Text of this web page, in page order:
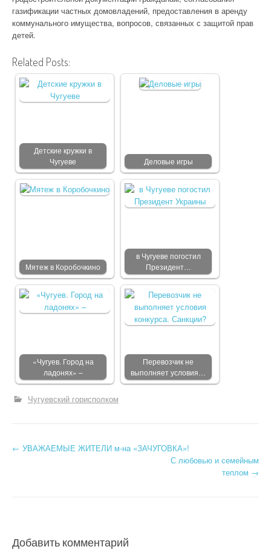
газификации частных домовладений, предоставления в аренду
коммунального имущества, вопросов, связанных с защитой прав
детей.
Related Posts:
Детские кружки в
Чугуеве
Деловые игры
Мятеж в Коробочкино
в Чугуеве погостил
Президент…
«Чугуев. Город на
ладонях» –
Перевозчик не
выполняет условия…
Чугуевский горисполком
Post navigation
← УВАЖАЕМЫЕ ЖИТЕЛИ м-на «ЗАЧУГОВКА»!
С любовью и семейным
теплом →
Добавить комментарий